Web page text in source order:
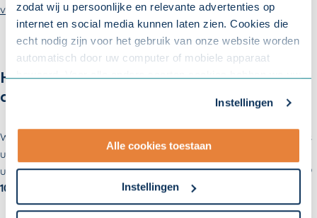
zodat wij u persoonlijke en relevante advertenties op
internet en social media kunnen laten zien. Cookies die
echt nodig zijn voor het gebruik van onze website worden
automatisch door uw computer of mobiele apparaat
aanpassen. Met uw toestemming delen wij uw gegevens
- Lees hier onzeprivacyverklaringen onze
Om uw toestemmingsvoorkeur te wijzigen, klikt u op
Instellingen
Alle cookies toestaan
Instellingen
vragen.
Hoe kunt u de PLUS-verzekering
afsluiten?
Wilt u de
afsluiten of heeft u nog vragen? Als
u het onderstaande formulier invult, dan nemen wij contact met
u op. U kunt ook direct contact met ons opnemen via088 56 79
100